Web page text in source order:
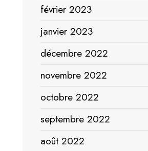
février 2023
janvier 2023
décembre 2022
novembre 2022
octobre 2022
septembre 2022
août 2022